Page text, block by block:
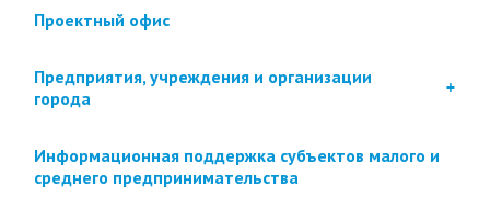
Проектный офис
Предприятия, учреждения и организации
города
Информационная поддержка субъектов малого и
среднего предпринимательства